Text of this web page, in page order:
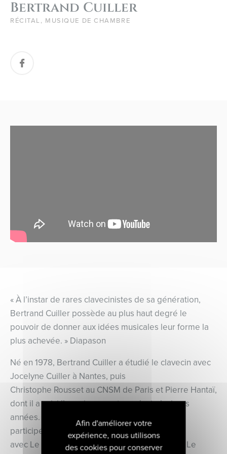
Bertrand Cuiller
RÉCITAL, MUSIQUE DE CHAMBRE
« À l’instar de rares clavecinistes de sa génération,
Bertrand Cuiller possède au plus haut degré le
pouvoir de donner aux idées musicales leur forme la
plus achevée. » Diapason
Né en 1978, Bertrand Cuiller a étudié le clavecin avec
Jocelyne Cuiller à Nantes, puis
Christophe Rousset au CNSM de Paris et Pierre Hantaï,
dont il a suivi l’enseignement pendant plusieurs
années. Il joue également du cor baroque. Il a
participé à des productions d’opéra
avec Le Concert Spirituel, Les Arts Florissants, Le
Afin d'améliorer votre
expérience, nous utilisons
des cookies pour conserver